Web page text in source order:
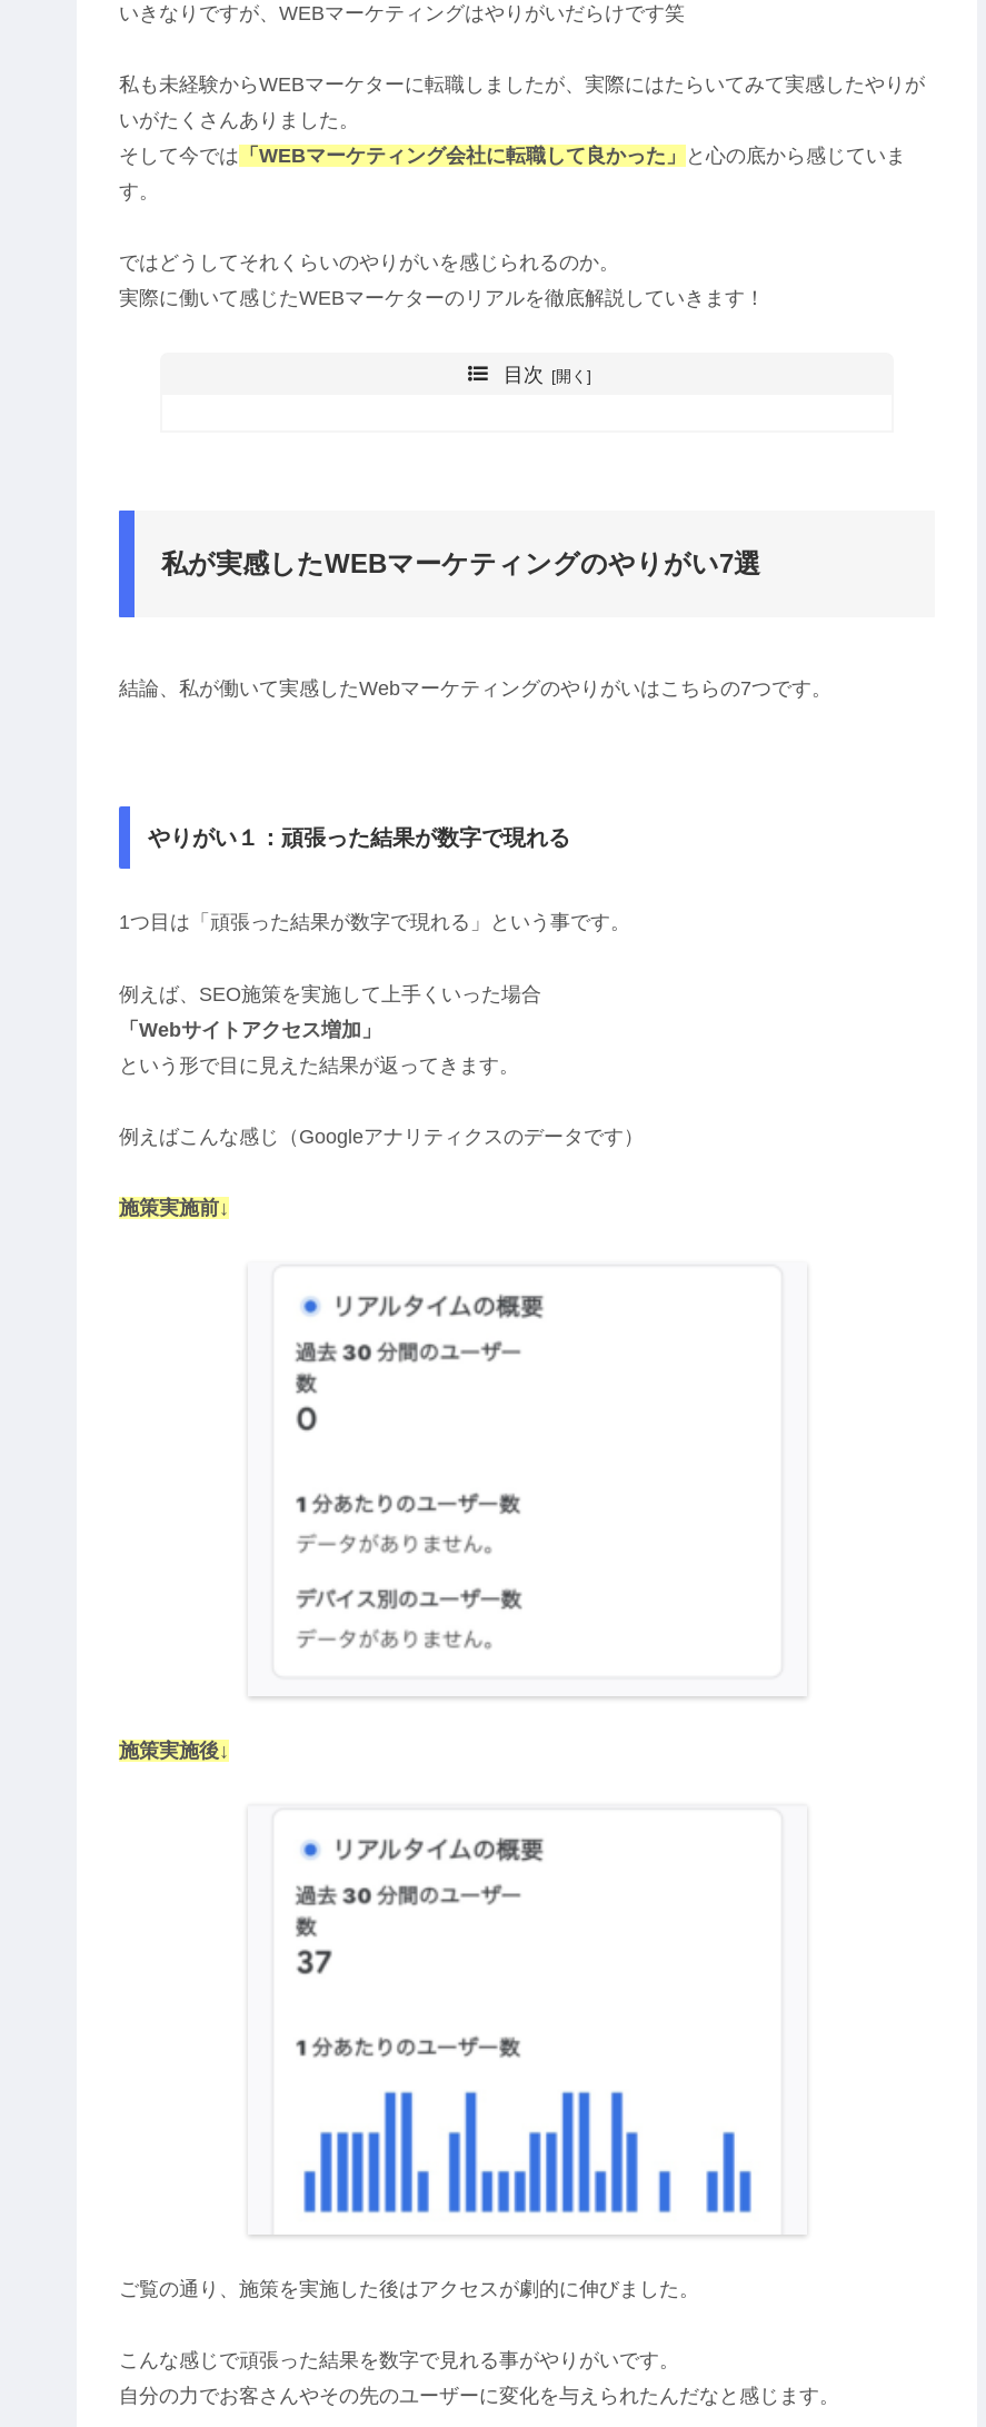
いきなりですが、WEBマーケティングはやりがいだらけです笑
私も未経験からWEBマーケターに転職しましたが、実際にはたらいてみて実感したやりが
いがたくさんありました。
そして今では 「WEBマーケティング会社に転職して良かった」
と心の底から感じていま
す。
ではどうしてそれくらいのやりがいを感じられるのか。
実際に働いて感じたWEBマーケターのリアルを徹底解説していきます！
目次
私が実感したWEBマーケティングのやりがい7選
結論、私が働いて実感したWebマーケティングのやりがいはこちらの7つです。
やりがい１：頑張った結果が数字で現れる
1つ目は「頑張った結果が数字で現れる」という事です。
例えば、SEO施策を実施して上手くいった場合
「Webサイトアクセス増加」
という形で目に見えた結果が返ってきます。
例えばこんな感じ（Googleアナリティクスのデータです）
施策実施前↓
施策実施後↓
ご覧の通り、施策を実施した後はアクセスが劇的に伸びました。
こんな感じで頑張った結果を数字で見れる事がやりがいです。
自分の力でお客さんやその先のユーザーに変化を与えられたんだなと感じます。